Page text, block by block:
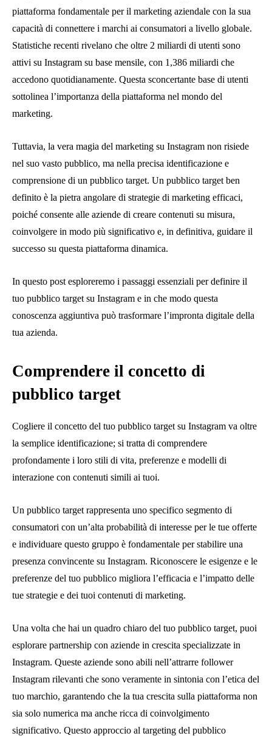
piattaforma fondamentale per il marketing aziendale con la sua
capacità di connettere i marchi ai consumatori a livello globale.
Statistiche recenti rivelano che oltre 2 miliardi di utenti sono
attivi su Instagram su base mensile, con 1,386 miliardi che
accedono quotidianamente. Questa sconcertante base di utenti
sottolinea l’importanza della piattaforma nel mondo del
marketing.
Tuttavia, la vera magia del marketing su Instagram non risiede
nel suo vasto pubblico, ma nella precisa identificazione e
comprensione di un pubblico target. Un pubblico target ben
definito è la pietra angolare di strategie di marketing efficaci,
poiché consente alle aziende di creare contenuti su misura,
coinvolgere in modo più significativo e, in definitiva, guidare il
successo su questa piattaforma dinamica.
In questo post esploreremo i passaggi essenziali per definire il
tuo pubblico target su Instagram e in che modo questa
conoscenza aggiuntiva può trasformare l’impronta digitale della
tua azienda.
Comprendere il concetto di
pubblico target
Cogliere il concetto del tuo pubblico target su Instagram va oltre
la semplice identificazione; si tratta di comprendere
profondamente i loro stili di vita, preferenze e modelli di
interazione con contenuti simili ai tuoi.
Un pubblico target rappresenta uno specifico segmento di
consumatori con un’alta probabilità di interesse per le tue offerte
e individuare questo gruppo è fondamentale per stabilire una
presenza convincente su Instagram. Riconoscere le esigenze e le
preferenze del tuo pubblico migliora l’efficacia e l’impatto delle
tue strategie e dei tuoi contenuti di marketing.
Una volta che hai un quadro chiaro del tuo pubblico target, puoi
esplorare partnership con aziende in crescita specializzate in
Instagram. Queste aziende sono abili nell’attrarre follower
Instagram rilevanti che sono veramente in sintonia con l’etica del
tuo marchio, garantendo che la tua crescita sulla piattaforma non
sia solo numerica ma anche ricca di coinvolgimento
significativo. Questo approccio al targeting del pubblico